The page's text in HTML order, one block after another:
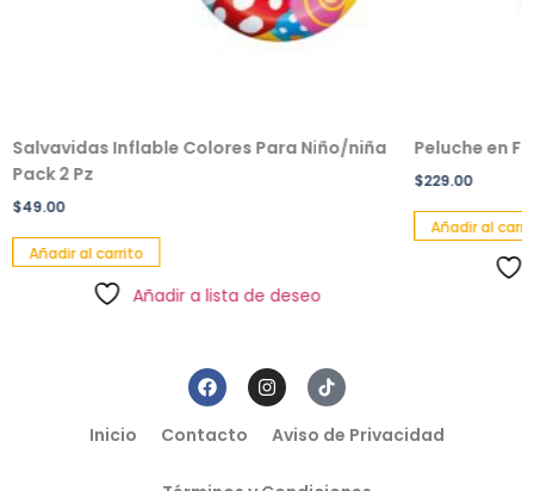
Salvavidas Inflable Colores Para Niño/niña
Pack 2 Pz
$49.00
Añadir al carrito
Añadir a lista de deseo
Peluche en
$229.00
Añadir al
Inicio Contacto Aviso de Privacidad